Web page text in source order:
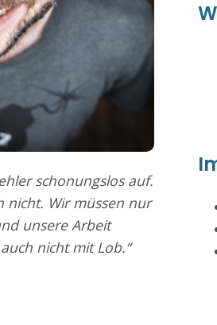
schonungslos auf.
nicht. Wir müssen nur
unsere Arbeit
nicht mit Lob.“